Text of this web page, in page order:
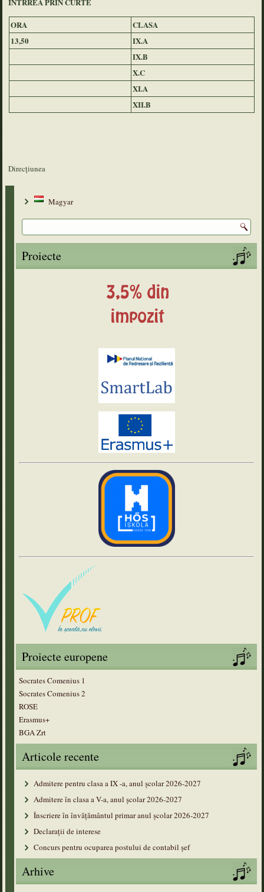
ORA
CLASA
13,50
IX.A
IX.B
X.C
XI.A
XII.B
Direcțiunea
Magyar
Proiecte
Proiecte europene
Socrates Comenius 1
Socrates Comenius 2
ROSE
Erasmus+
BGA Zrt
Articole recente
Admitere pentru clasa a IX -a, anul școlar 2026-2027
Admitere în clasa a V-a, anul şcolar 2026-2027
Înscriere în învățământul primar anul şcolar 2026-2027
Declarații de interese
Concurs pentru ocuparea postului de contabil șef
Arhive